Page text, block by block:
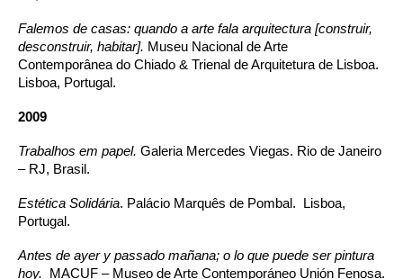
Falemos de casas: quando a arte fala arquitectura [construir,
desconstruir, habitar]. Museu Nacional de Arte
Contemporânea do Chiado & Trienal de Arquitetura de Lisboa.
Lisboa, Portugal.
2009
Trabalhos em papel. Galeria Mercedes Viegas. Rio de Janeiro
– RJ, Brasil.
Estética Solidária. Palácio Marquês de Pombal. Lisboa,
Portugal.
Antes de ayer y passado mañana; o lo que puede ser pintura
hoy. MACUF – Museo de Arte Contemporáneo Unión Fenosa.